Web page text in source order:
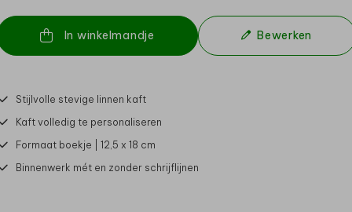
In winkelmandje Bewerken
Stijlvolle stevige linnen kaft
Kaft volledig te personaliseren
Formaat boekje | 12,5 x 18 cm
Binnenwerk mét en zonder schrijflijnen